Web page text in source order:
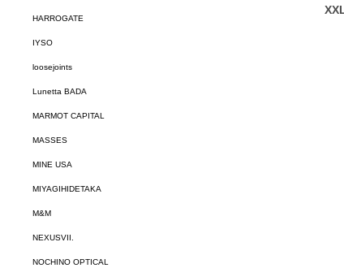
HARROGATE
IYSO
loosejoints
Lunetta BADA
MARMOT CAPITAL
MASSES
MINE USA
MIYAGIHIDETAKA
M&M
NEXUSVII.
NOCHINO OPTICAL